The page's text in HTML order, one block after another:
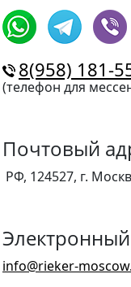
8(958) 181-
(телефон для
Почтовый
РФ, 124527, г.
info@rieker-